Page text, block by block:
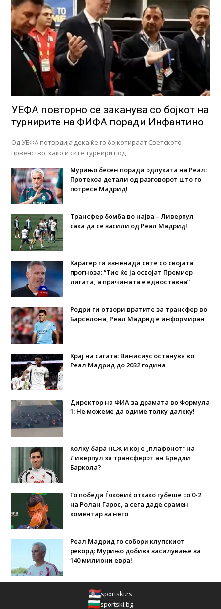
УЕФА повторно се заканува со бојкот на
турнирите на ФИФА поради Инфантино
Од УЕФА потврдија дека ќе го бојкотираат Светското
првенство, како и сите турнири под …
Мурињо бесен поради одлуката на Реал:
Протекоа детали од разговорот што го
потресе Мадрид!
Трансфер бомба во најва – Ливерпул
сака да се засили од Реал Мадрид!
Карагер ги изненади сите со својата
прогноза: “Тие ќе ја освојат Премиер
лигата, а причината е едноставна”
Родри ги отвори вратите за трансфер во
Барселона, Реал Мадрид е информиран
Крај на сагата: Винисиус останува во
Реал Мадрид до 2032 година
Директор на ФИА за драмата во Формула
1: Не можеме да одиме толку далеку!
Колку бара ПСЖ и кој е „плафонот“ на
Ливерпул за трансферот ан Бредли
Баркола?
Го победи Ѓоковиќ откако губеше со 0-2
на Ролан Гарос, а сега даде срамен
коментар за него
Реал Мадрид го собори клупскиот
рекорд: Мурињо добива засилување за
140 милиони евра!
sportski.rs
sportski.bg